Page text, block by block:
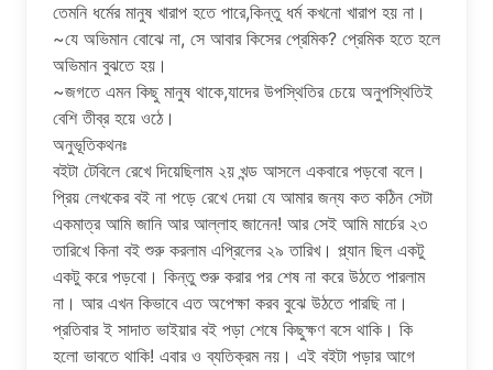
তেমনি ধর্মের মানুষ খারাপ হতে পারে,কিন্তু ধর্ম কখনো খারাপ হয় না।
~যে অভিমান বোঝে না, সে আবার কিসের প্রেমিক? প্রেমিক হতে হলে
অভিমান বুঝতে হয়।
~জগতে এমন কিছু মানুষ থাকে,যাদের উপস্থিতির চেয়ে অনুপস্থিতিই
বেশি তীব্র হয়ে ওঠে।
অনুভূতিকথনঃ
বইটা টেবিলে রেখে দিয়েছিলাম ২য় খন্ড আসলে একবারে পড়বো বলে।
প্রিয় লেখকের বই না পড়ে রেখে দেয়া যে আমার জন্য কত কঠিন সেটা
একমাত্র আমি জানি আর আল্লাহ জানেন! আর সেই আমি মার্চের ২৩
তারিখে কিনা বই শুরু করলাম এপ্রিলের ২৯ তারিখ। প্ল্যান ছিল একটু
একটু করে পড়বো। কিন্তু শুরু করার পর শেষ না করে উঠতে পারলাম
না। আর এখন কিভাবে এত অপেক্ষা করব বুঝে উঠতে পারছি না।
প্রতিবার ই সাদাত ভাইয়ার বই পড়া শেষে কিছুক্ষণ বসে থাকি। কি
হলো ভাবতে থাকি! এবার ও ব্যতিক্রম নয়। এই বইটা পড়ার আগে